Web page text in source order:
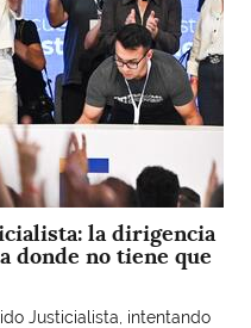
la dirigencia
donde no tiene que
Justicialista, intentando